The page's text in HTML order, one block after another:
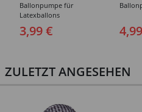
Ballonpumpe für
Latexballons
3,99 €
ZULETZT ANGESEHEN